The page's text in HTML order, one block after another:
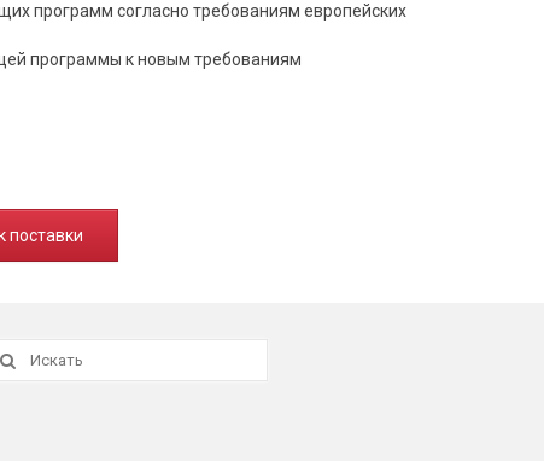
программ согласно требованиям европейских
программы к новым требованиям
поставки